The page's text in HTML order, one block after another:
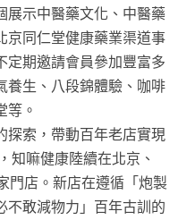
展示中醫藥文化、中醫藥
京同仁堂健康藥業渠道事
定期邀請會員參加豐富多
養生、八段錦體驗、咖啡
等。
探索，帶動百年老店實現
知嘛健康陸續在北京、
門店。新店在遵循「炮製
不敢減物力」百年古訓的